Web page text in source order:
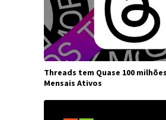
Threads tem Quase 100
Mensais Ativos